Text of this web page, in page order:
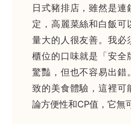
日式豬排店，雖然是連
定，高麗菜絲和白飯可
量大的人很友善。我必
櫃位的口味就是「安全
驚豔，但也不容易出錯
致的美食體驗，這裡可
論方便性和CP值，它無